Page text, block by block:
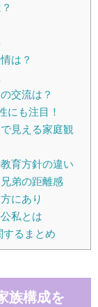
は？
交流は？
にも注目！
見える家庭観
育方針の違い
弟の距離感
にあり
私とは
るまとめ
族構成を